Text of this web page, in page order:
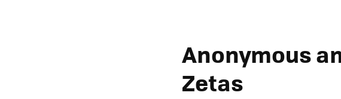
Anonymous
Zetas